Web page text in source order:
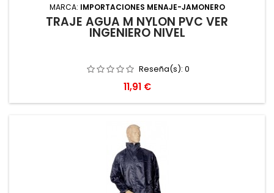
MARCA: IMPORTACIONES MENAJE-JAMONERO
TRAJE AGUA M NYLON PVC VER
INGENIERO NIVEL
Reseña(s): 0
Precio
11,91 €